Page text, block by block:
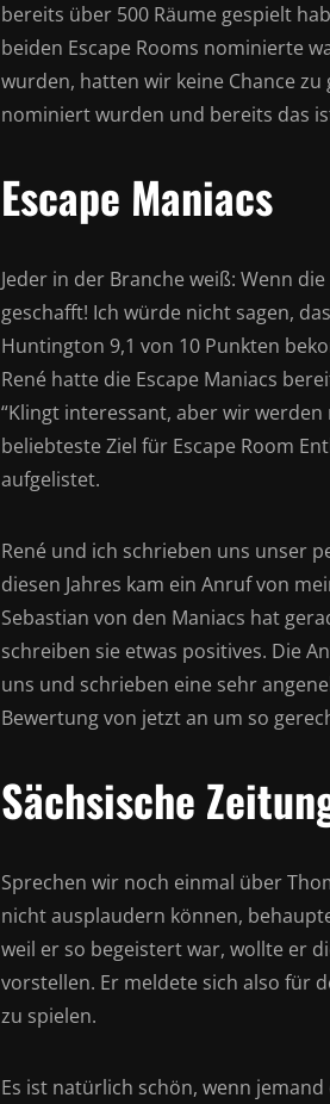
bereits über 500 Räume gespielt
beiden Escape Rooms nominierte
wurden, hatten wir keine Chance zu
nominiert wurden und bereits das
Escape Maniacs
Jeder in der Branche weiß: Wenn
geschafft! Ich würde nicht sagen,
Huntington 9,1 von 10 Punkten
René hatte die Escape Maniacs
“Klingt interessant, aber wir
beliebteste Ziel für Escape Room
aufgelistet.
René und ich schrieben uns unser
diesen Jahres kam ein Anruf von
Sebastian von den Maniacs hat
schreiben sie etwas positives. Die
uns und schrieben eine sehr
Bewertung von jetzt an um so
Sächsische
Sprechen wir noch einmal über
nicht ausplaudern können,
weil er so begeistert war, wollte er
vorstellen. Er meldete sich also für
zu spielen.
Es ist natürlich schön, wenn